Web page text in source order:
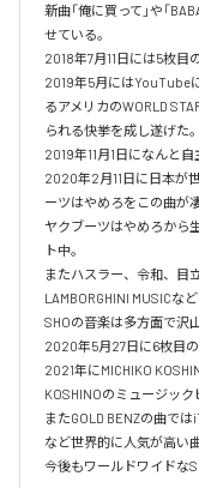
新曲「俺に買って」や「
せている。
2018年7月11日には5枚目
2019年5月にはYouTube
るアメリカのWORLD
られる快挙を成し遂げた。
2019年11月1日になんと自
2020年2月11日に日本が
ーツはやめろをこの曲が
ヤクブーツはやめろから
ト中。
またハスラー、令和、目
LAMBORGHINI MUSICな
SHOの音楽は多方面で沢
2020年5月27日に6枚目の
2021年にMICHIKO
KOSHINOのミュージッ
またGOLD BENZの曲で
など世界的に人気が高い
今後もワールドワイドな